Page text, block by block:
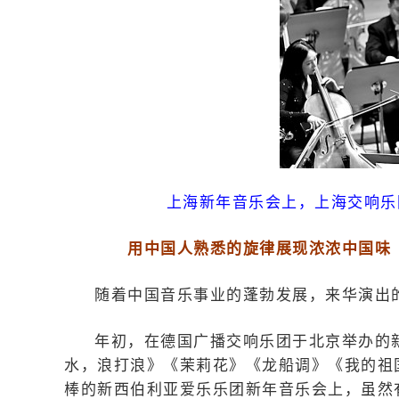
上海新年音乐会上，上海交响
用中国人熟悉的旋律展现浓浓中国味
随着中国音乐事业的蓬勃发展，来华演
年初，在德国广播交响乐团于北京举办
水，浪打浪》《茉莉花》《龙船调》《我的
棒的新西伯利亚爱乐乐团新年音乐会上，虽